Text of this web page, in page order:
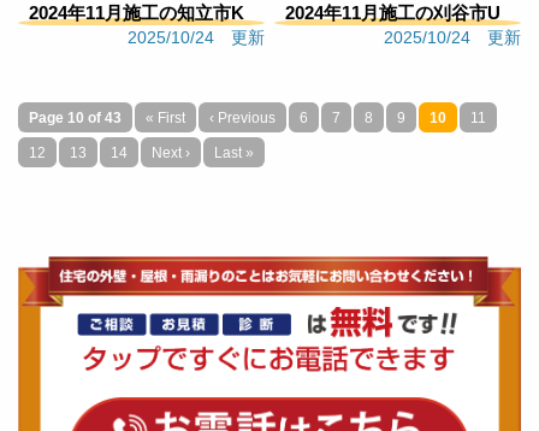
今後も保証期間お世話になりますがよろしくお願い
いたします。地元密着の信頼できる塗装会社だと思
口コミ一覧を見る
2024年11月施工の知立市K
2025/10/24 更新
2024年11月施工の刈谷市U
2025/10/24 更新
Page 10 of 43 « First ‹ Previous 6 7 8 9 10 11
12 13 14 Next › Last »